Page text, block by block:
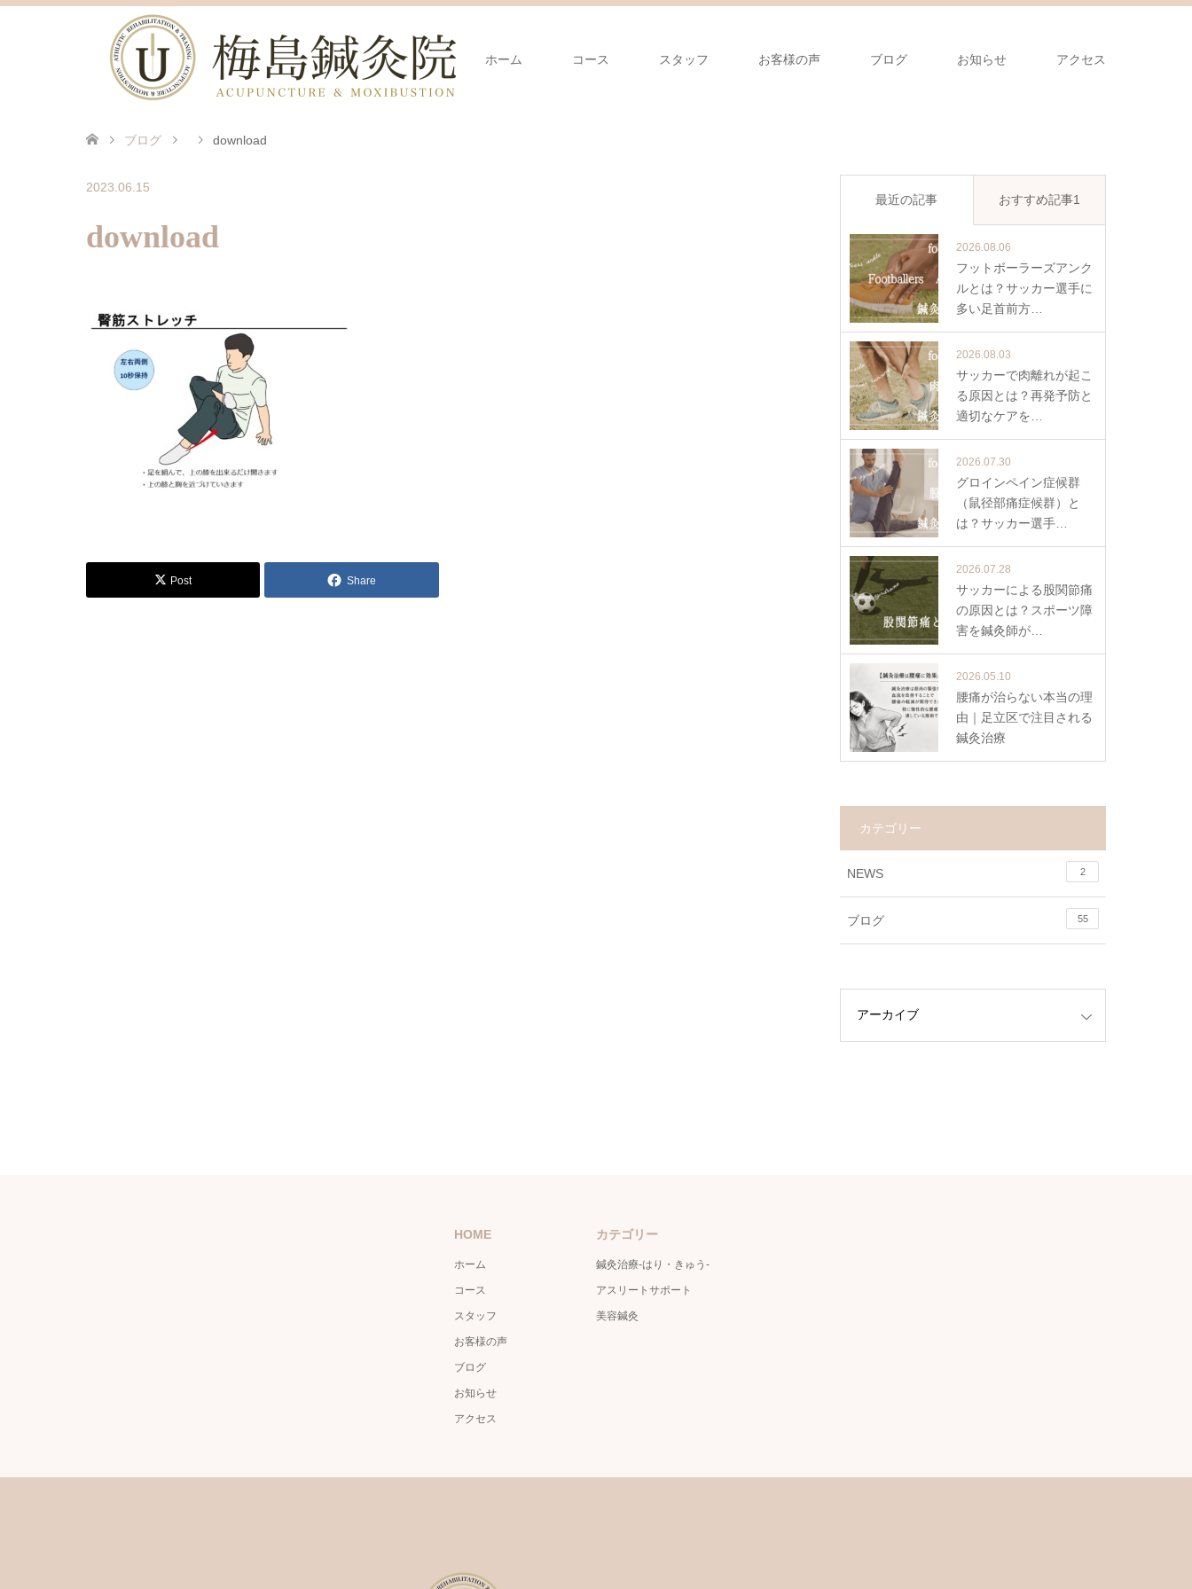
ホーム コース スタッフ お客様の声 ブログ お知らせ アクセス
ブログ download
2023.06.15
download
Post Share
最近の記事 おすすめ記事1
2026.08.06
フットボーラーズアンク
ルとは？サッカー選手に
多い足首前方…
2026.08.03
サッカーで肉離れが起こ
る原因とは？再発予防と
適切なケアを…
2026.07.30
グロインペイン症候群
（鼠径部痛症候群）と
は？サッカー選手…
2026.07.28
サッカーによる股関節痛
の原因とは？スポーツ障
害を鍼灸師が…
2026.05.10
腰痛が治らない本当の理
由｜足立区で注目される
鍼灸治療
カテゴリー
NEWS 2
ブログ 55
HOME
ホーム
コース
スタッフ
お客様の声
ブログ
お知らせ
アクセス
カテゴリー
鍼灸治療-はり・きゅう-
アスリートサポート
美容鍼灸